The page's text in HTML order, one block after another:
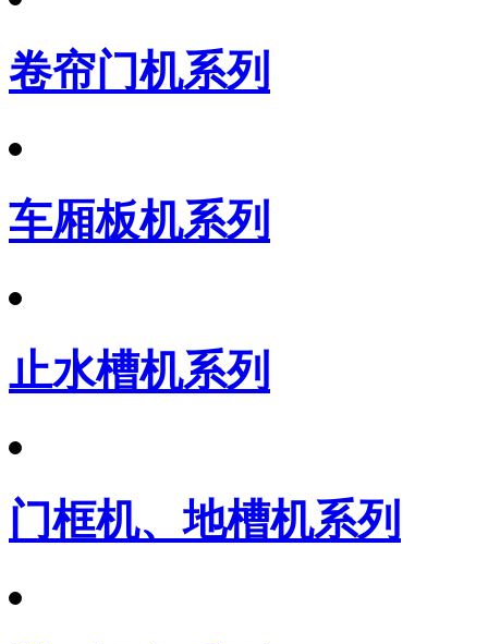
卷帘门机系列
车厢板机系列
止水槽机系列
门框机、地槽机系列